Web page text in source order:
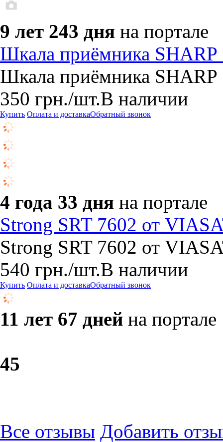
9 лет 243 дня на портале
Шкала приёмника SHARP
Шкала приёмника SHARP
350 грн./шт.В наличии
Купить Оплата и доставкаОбратный звонок
4 года 33 дня на портале
Strong SRT 7602 от
Strong SRT 7602 от
540 грн./шт.В наличии
Купить Оплата и доставкаОбратный звонок
11 лет 67 дней на портале
45
Все отзывы Добавить